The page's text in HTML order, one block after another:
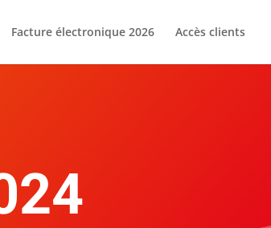
Facture électronique 2026 Accès clients